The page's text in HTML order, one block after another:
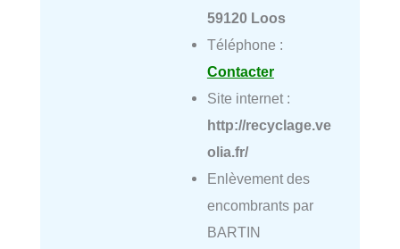
59120 Loos
Téléphone :
Contacter
Site internet :
http://recyclage.ve
olia.fr/
Enlèvement des
encombrants par
BARTIN